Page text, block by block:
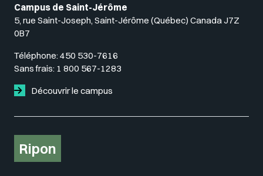
Campus de Saint-Jérôme
5, rue Saint-Joseph, Saint-Jérôme (Québec) Canada J7Z
0B7
Téléphone: 450 530-7616
Sans frais: 1 800 567-1283
Découvrir le campus
Ripon